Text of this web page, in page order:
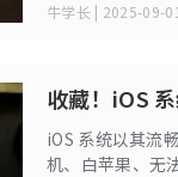
牛学长 | 2025-09-
收藏！iOS
iOS 系统以其流
机、白苹果、无